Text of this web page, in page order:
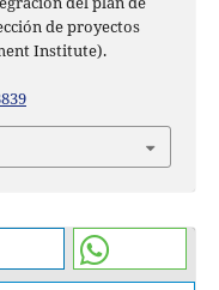
de proyectos
Institute).